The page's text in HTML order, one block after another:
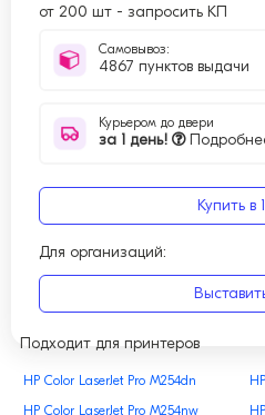
от 200 шт - запросить КП
Самовывоз:
4867 пунктов выдачи
Курьером до двери
за 1 день!
Купить в
Для организаций:
Подходит для принтеров
HP Color LaserJet Pro M254dn
HP Color LaserJet Pro M254nw